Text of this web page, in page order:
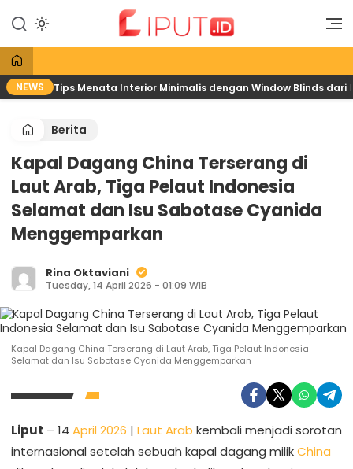
konten
Liput
Liputan Digital
NEWS Tips Menata Interior Minimalis dengan Window Blinds dari
Berita
Kapal Dagang China Terserang di
Laut Arab, Tiga Pelaut Indonesia
Selamat dan Isu Sabotase Cyanida
Menggemparkan
Rina Oktaviani
Tuesday, 14 April 2026 - 01:09 WIB
Kapal Dagang China Terserang di Laut Arab, Tiga Pelaut Indonesia
Selamat dan Isu Sabotase Cyanida Menggemparkan
Liput – 14 April 2026 | Laut Arab kembali menjadi sorotan
internasional setelah sebuah kapal dagang milikChina